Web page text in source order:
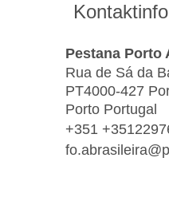
Pestana Porto
Rua de Sá da
PT4000-427
Porto Portugal
+351